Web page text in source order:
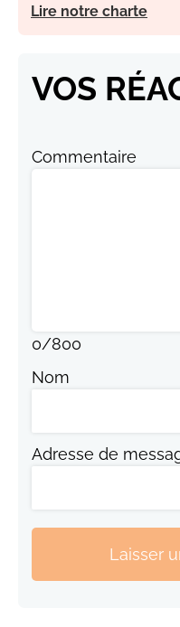
Lire notre charte
VOS
Commentaire
0/800
Nom
Adresse de
Laisser